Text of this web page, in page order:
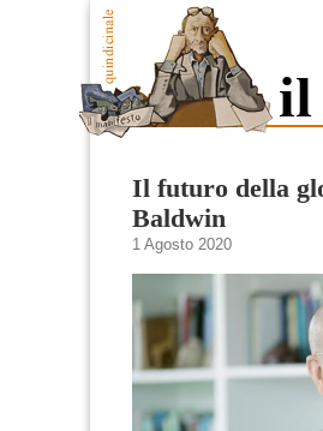
Il futuro della
Baldwin
1 Agosto 2020